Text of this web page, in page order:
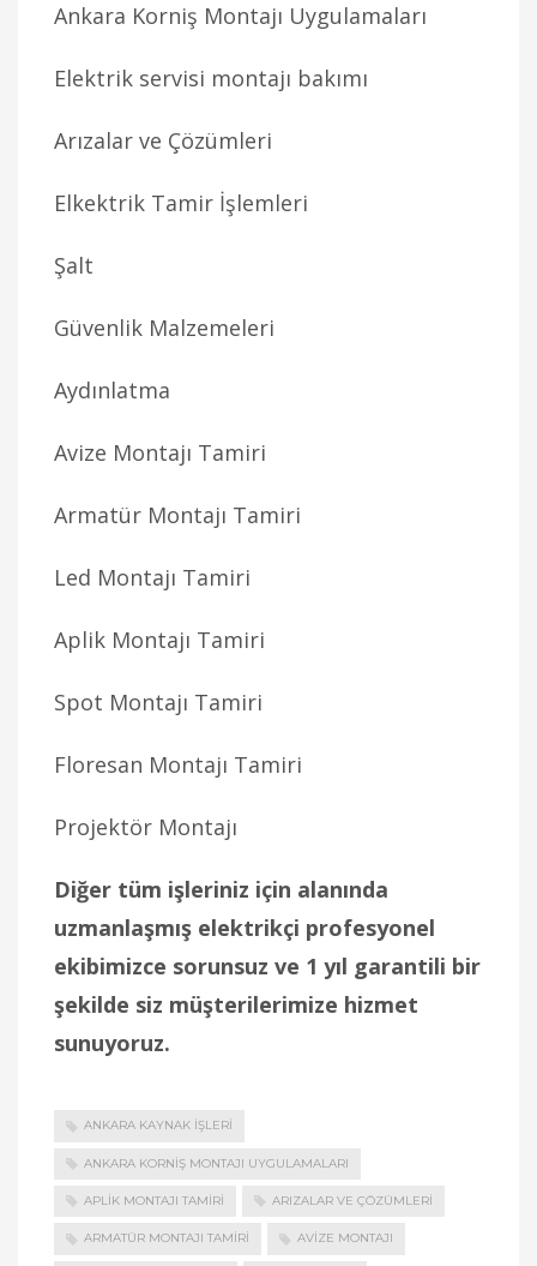
Ankara Korniş Montajı Uygulamaları
Elektrik servisi montajı bakımı
Arızalar ve Çözümleri
Elkektrik Tamir İşlemleri
Şalt
Güvenlik Malzemeleri
Aydınlatma
Avize Montajı Tamiri
Armatür Montajı Tamiri
Led Montajı Tamiri
Aplik Montajı Tamiri
Spot Montajı Tamiri
Floresan Montajı Tamiri
Projektör Montajı
Diğer tüm işleriniz için alanında
uzmanlaşmış elektrikçi profesyonel
ekibimizce sorunsuz ve 1 yıl garantili bir
şekilde siz müşterilerimize hizmet
sunuyoruz.
ANKARA KAYNAK İŞLERI
ANKARA KORNIŞ MONTAJI UYGULAMALARI
APLIK MONTAJI TAMIRI ARIZALAR VE ÇÖZÜMLERI
ARMATÜR MONTAJI TAMIRI AVIZE MONTAJI